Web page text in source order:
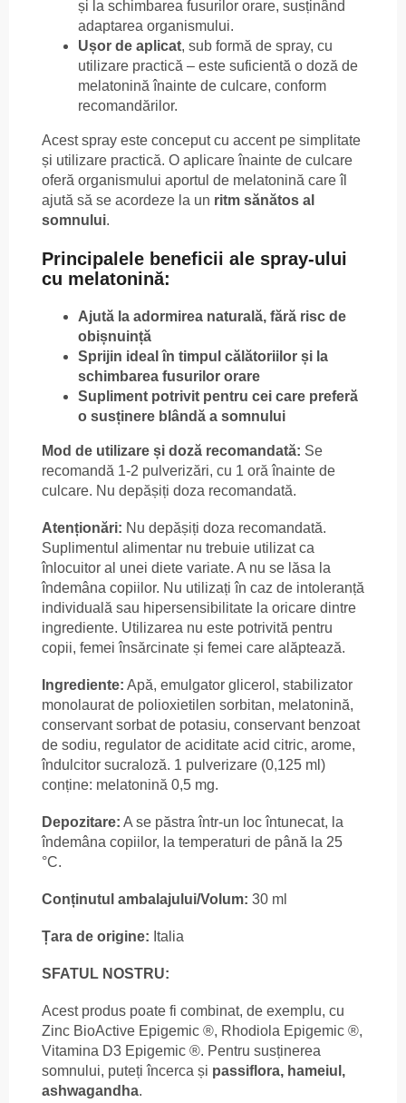
și la schimbarea fusurilor orare, susținând
adaptarea organismului.
Ușor de aplicat, sub formă de spray, cu
utilizare practică – este suficientă o doză de
melatonină înainte de culcare, conform
recomandărilor.
Acest spray este conceput cu accent pe simplitate
și utilizare practică. O aplicare înainte de culcare
oferă organismului aportul de melatonină care îl
ajută să se acordeze la un ritm sănătos al
somnului.
Principalele beneficii ale spray-ului
cu melatonină:
Ajută la adormirea naturală, fără risc de
obișnuință
Sprijin ideal în timpul călătoriilor și la
schimbarea fusurilor orare
Supliment potrivit pentru cei care preferă
o susținere blândă a somnului
Mod de utilizare și doză recomandată: Se
recomandă 1-2 pulverizări, cu 1 oră înainte de
culcare. Nu depășiți doza recomandată.
Atenționări: Nu depășiți doza recomandată.
Suplimentul alimentar nu trebuie utilizat ca
înlocuitor al unei diete variate. A nu se lăsa la
îndemâna copiilor. Nu utilizați în caz de intoleranță
individuală sau hipersensibilitate la oricare dintre
ingrediente. Utilizarea nu este potrivită pentru
copii, femei însărcinate și femei care alăptează.
Ingrediente: Apă, emulgator glicerol, stabilizator
monolaurat de polioxietilen sorbitan, melatonină,
conservant sorbat de potasiu, conservant benzoat
de sodiu, regulator de aciditate acid citric, arome,
îndulcitor sucraloză. 1 pulverizare (0,125 ml)
conține: melatonină 0,5 mg.
Depozitare: A se păstra într-un loc întunecat, la
îndemâna copiilor, la temperaturi de până la 25
°C.
Conținutul ambalajului/Volum: 30 ml
Țara de origine: Italia
SFATUL NOSTRU:
Acest produs poate fi combinat, de exemplu, cu
Zinc BioActive Epigemic ®, Rhodiola Epigemic ®,
Vitamina D3 Epigemic ®. Pentru susținerea
somnului, puteți încerca și passiflora, hameiul,
ashwagandha.